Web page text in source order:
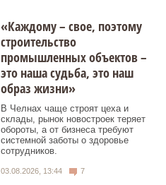
«Каждому – свое, поэтому
строительство
промышленных объектов –
это наша судьба, это наш
образ жизни»
В Челнах чаще строят цеха и
склады, рынок новостроек теряет
обороты, а от бизнеса требуют
системной заботы о здоровье
сотрудников.
03.08.2026, 13:44 7